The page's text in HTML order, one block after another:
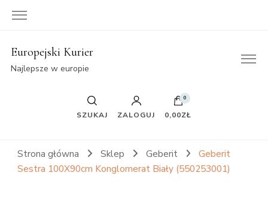
Europejski Kurier
Najlepsze w europie
SZUKAJ ZALOGUJ
0
0,00ZŁ
Strona główna Sklep Geberit
Geberit
Sestra 100X90cm Konglomerat Biały (550253001)